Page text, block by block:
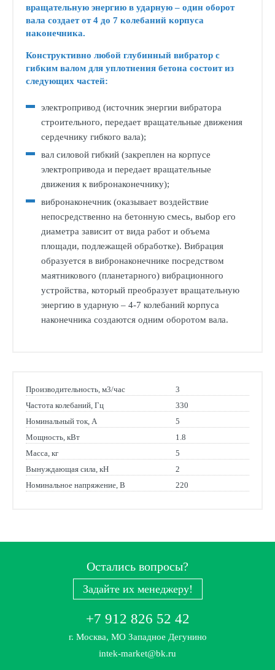
вращательную энергию в ударную – один оборот
вала создает от 4 до 7 колебаний корпуса
наконечника.
Конструктивно любой глубинный вибратор с
гибким валом для уплотнения бетона состоит из
следующих частей:
электропривод (источник энергии вибратора
строительного, передает вращательные движения
сердечнику гибкого вала);
вал силовой гибкий (закреплен на корпусе
электропривода и передает вращательные
движения к вибронаконечнику);
вибронаконечник (оказывает воздействие
непосредственно на бетонную смесь, выбор его
диаметра зависит от вида работ и объема
площади, подлежащей обработке). Вибрация
образуется в вибронаконечнике посредством
маятникового (планетарного) вибрационного
устройства, который преобразует вращательную
энергию в ударную – 4-7 колебаний корпуса
наконечника создаются одним оборотом вала.
Производительность, м3/час
3
Частота колебаний, Гц
330
Номинальный ток, А
5
Мощность, кВт
1.8
Масса, кг
5
Вынуждающая сила, кН
2
Номинальное напряжение, В
220
Остались вопросы?
Задайте их менеджеру!
+7 912 826 52 42
г. Москва, МО Западное Дегунино
intek-market@bk.ru